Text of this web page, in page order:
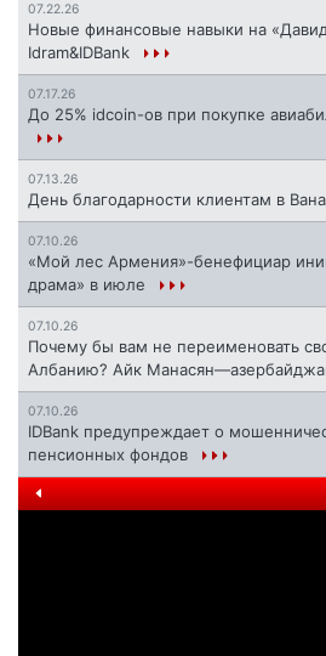
07.22.26
Новые финансовые навыки на
Idram&IDBank
07.17.26
До 25% idcoin-ов при покупке
07.13.26
День благодарности клиентам в
07.10.26
«Мой лес Армения»-бенефициар
драма» в июле
07.10.26
Почему бы вам не переименовать
Албанию? Айк
07.10.26
IDBank предупреждает о
пенсионных фондов